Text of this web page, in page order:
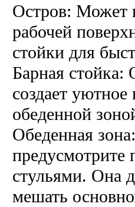
Остров: Может
рабочей
стойки для
Барная стойка:
создает
обеденной
Обеденная
стульями. Она
мешать